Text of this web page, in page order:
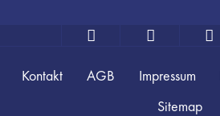
Kontakt AGB Impressum
Sitemap